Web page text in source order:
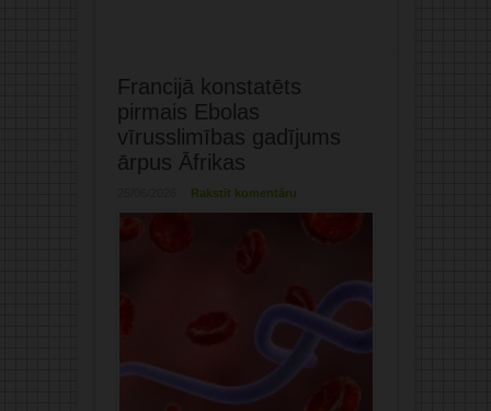
Francijā konstatēts
pirmais Ebolas
vīrusslimības gadījums
ārpus Āfrikas
Rakstīt komentāru